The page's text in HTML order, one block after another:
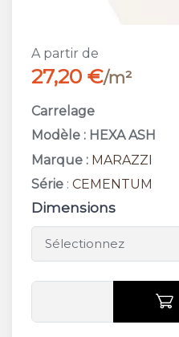
A partir de
27,20 €/m²
Carrelage
Modèle : HEXA ASH
Marque : MARAZZI
Série : CEMENTUM
Dimensions